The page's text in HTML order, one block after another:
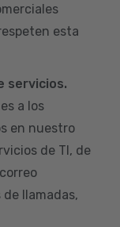
esta
servicios.
a los
en nuestro
de TI, de
llamadas,